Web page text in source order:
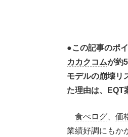
●この記事のポ
カカクコムが約
モデルの崩壊リ
た理由は、EQT
食べログ 価
業績好調にもか